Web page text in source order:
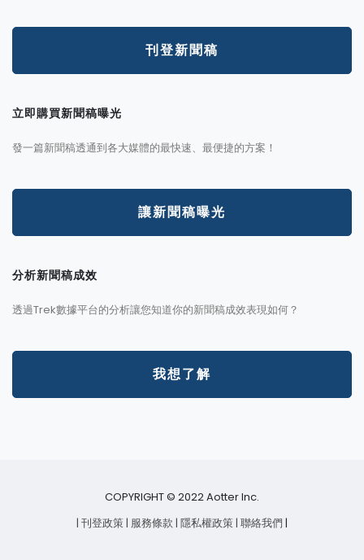
刊登新聞稿
立即購買新聞稿曝光
發一篇新聞稿透通到各大媒體的最快速、最便捷的方案！
讓新聞稿曝光
分析新聞稿成效
透過Trek數據平台的分析讓您知道你的新聞稿成效表現如何？
我想了解
COPYRIGHT © 2022 Aotter Inc.
| 刊登政策 | 服務條款 | 隱私權政策 | 聯絡我們 |